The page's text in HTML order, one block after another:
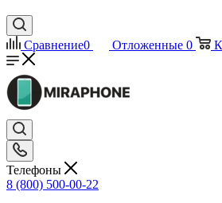
Сравнение0 Отложенные 0
Телефоны
8 (800) 500-00-22